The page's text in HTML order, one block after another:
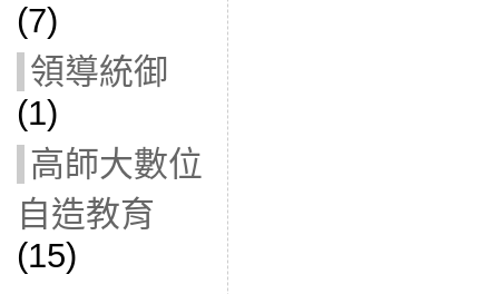
(7)
領導統御
(1)
高師大數位
自造教育
(15)